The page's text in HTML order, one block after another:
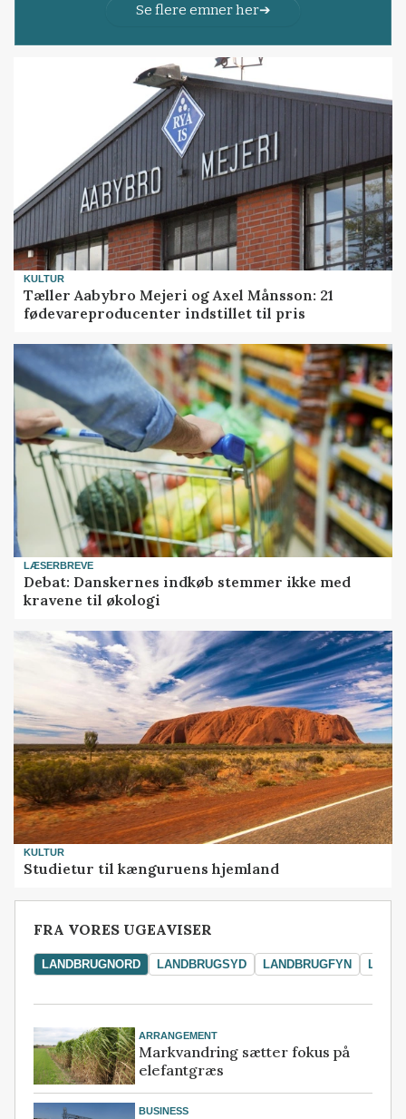
Se flere emner her
KULTUR
Tæller Aabybro Mejeri og Axel Månsson: 21
fødevareproducenter indstillet til pris
LÆSERBREVE
Debat: Danskernes indkøb stemmer ikke med
kravene til økologi
KULTUR
Studietur til kænguruens hjemland
FRA VORES UGEAVISER
LANDBRUGNORD LANDBRUGSYD LANDBRUGFYN
ARRANGEMENT
Markvandring sætter fokus på
elefantgræs
BUSINESS